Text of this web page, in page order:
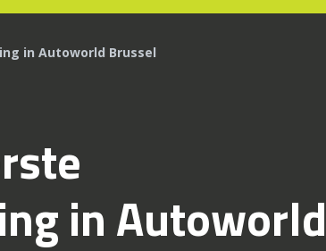
in Autoworld Brussel
in Autoworld